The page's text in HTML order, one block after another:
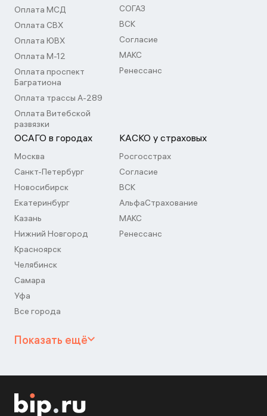
Оплата МСД
Оплата СВХ
Оплата ЮВХ
Оплата М-12
Оплата проспект
Багратиона
Оплата трассы А-289
Оплата Витебской
развязки
СОГАЗ
ВСК
Согласие
МАКС
Ренессанс
ОСАГО в городах
Москва
Санкт-Петербург
Новосибирск
Екатеринбург
Казань
Нижний Новгород
Красноярск
Челябинск
Самара
Уфа
Все города
КАСКО у страховых
Росгосстрах
Согласие
ВСК
АльфаСтрахование
МАКС
Ренессанс
Показать ещё